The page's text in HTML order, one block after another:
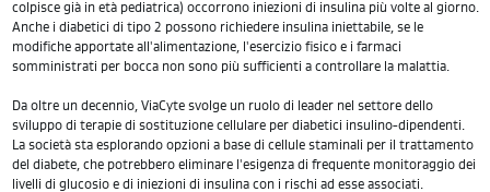
colpisce già in età pediatrica) occorrono iniezioni di insulina più volte al giorno.
Anche i diabetici di tipo 2 possono richiedere insulina iniettabile, se le
modifiche apportate all'alimentazione, l'esercizio fisico e i farmaci
somministrati per bocca non sono più sufficienti a controllare la malattia.
Da oltre un decennio, ViaCyte svolge un ruolo di leader nel settore dello
sviluppo di terapie di sostituzione cellulare per diabetici insulino-dipendenti.
La società sta esplorando opzioni a base di cellule staminali per il trattamento
del diabete, che potrebbero eliminare l'esigenza di frequente monitoraggio dei
livelli di glucosio e di iniezioni di insulina con i rischi ad esse associati.